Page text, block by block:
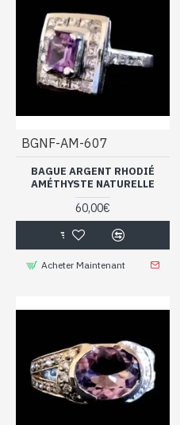
BGNF-AM-607
BAGUE ARGENT RHODIÉ
AMÉTHYSTE NATURELLE
60,00€
Acheter Maintenant